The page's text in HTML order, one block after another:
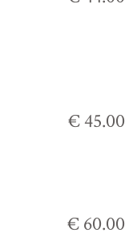
€ 45.00
€ 60.00